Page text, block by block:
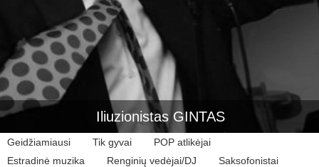
Iliuzionistas GINTAS
Geidžiamiausi Tik gyvai
POP atlikėjai
Estradinė muzika
Renginių vedėjai/DJ
Saksofonistai